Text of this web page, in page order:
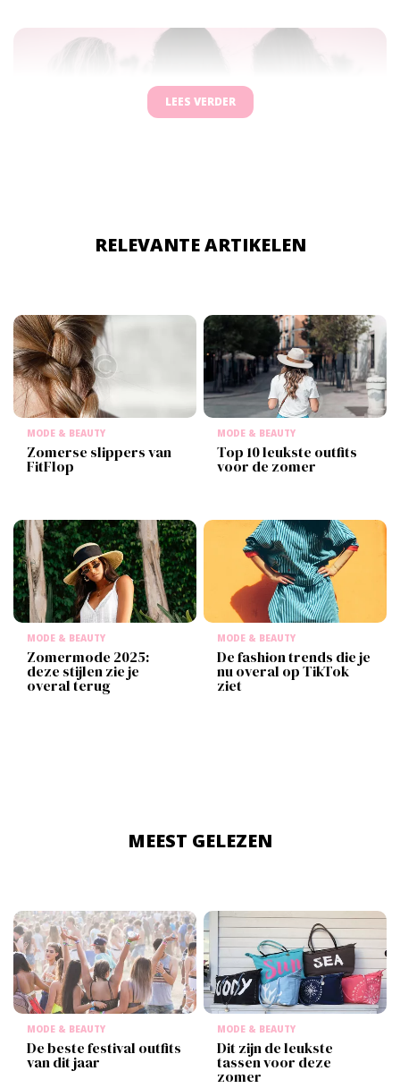
LEES VERDER
RELEVANTE ARTIKELEN
MODE & BEAUTY
Zomerse slippers van
FitFlop
MODE & BEAUTY
Top 10 leukste outfits
voor de zomer
MODE & BEAUTY
Zomermode 2025:
deze stijlen zie je
overal terug
MODE & BEAUTY
De fashion trends die je
nu overal op TikTok
ziet
MEEST GELEZEN
MODE & BEAUTY
De beste festival outfits
van dit jaar
MODE & BEAUTY
Dit zijn de leukste
tassen voor deze
zomer